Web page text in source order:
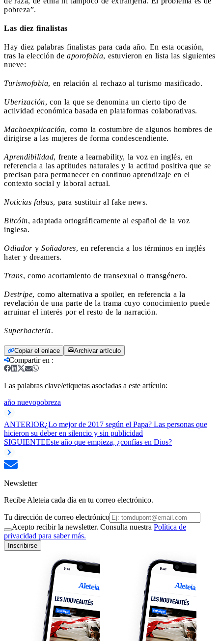
pobreza”.
Las diez finalistas
Hay diez palabras finalistas para cada año. En esta ocasión,
tras la elección de aporofobia, estuvieron en lista las siguientes
nueve:
Turismofobia, en relación al rechazo al turismo masificado.
Uberización, con la que se denomina un cierto tipo de
actividad económica basada en plataformas colaborativas.
Machoexplicación, como la costumbre de algunos hombres de
dirigirse a las mujeres de forma condescendiente.
Aprendibilidad, frente a learnability, la voz en inglés, en
referencia a las aptitudes naturales y la actitud positiva que se
precisan para permanecer en continuo aprendizaje en el
contexto social y laboral actual.
Noticias falsas, para sustituir al fake news.
Bitcóin, adaptada ortográficamente al español de la voz
inglesa.
Odiadory Soñadores, en referencia a los términos en inglés
hater y dreamers.
Trans, como acortamiento de transexual o transgénero.
Destripe, como alternativa a spoiler, en referencia a la
revelación de una parte de la trama cuyo conocimiento puede
arruinar el interés por el resto de la narración.
Superbacteria.
Copiar el enlace Archivar artículo
Compartir en :
Las palabras clave/etiquetas asociadas a este artículo:
año nuevopobreza
ANTERIOR¿Lo mejor de 2017 según el Papa? Las personas que
hicieron su deber en silencio y sin publicidad
SIGUIENTEEste año que empieza, ¿confías en Dios?
Newsletter
Recibe Aleteia cada día en tu correo electrónico.
Tu dirección de correo electrónico
Acepto recibir la newsletter. Consulta nuestra Política de
privacidad para saber más.
Inscribirse